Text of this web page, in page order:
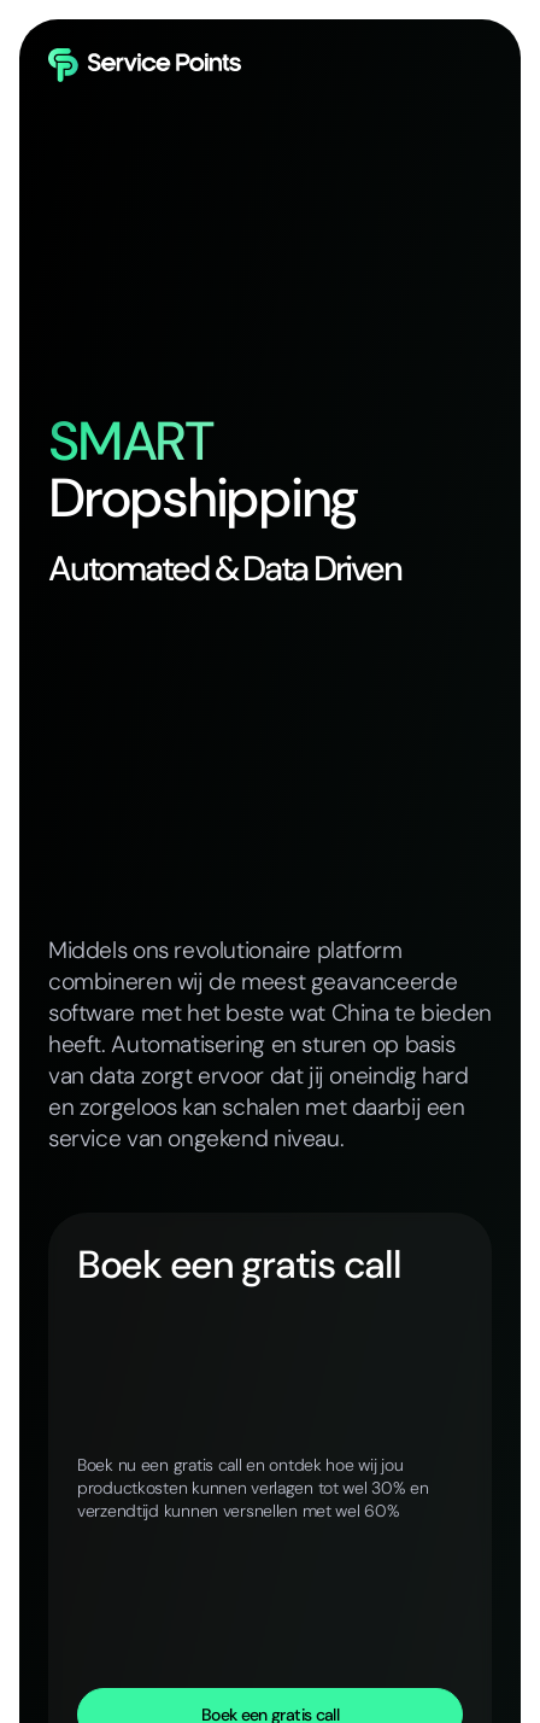
SMART
Dropshipping
Automated & Data Driven
Middels ons revolutionaire platform
combineren wij de meest geavanceerde
software met het beste wat China te bieden
heeft. Automatisering en sturen op basis
van data zorgt ervoor dat jij oneindig hard
en zorgeloos kan schalen met daarbij een
service van ongekend niveau.
Boek een gratis call
Boek nu een gratis call en ontdek hoe wij jou
productkosten kunnen verlagen tot wel 30% en
verzendtijd kunnen versnellen met wel 60%
Boek een gratis call